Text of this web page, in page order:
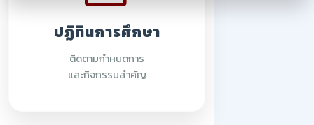
ปฏิทินการศึกษา
ติดตามกำหนดการ
และกิจกรรมสำคัญ